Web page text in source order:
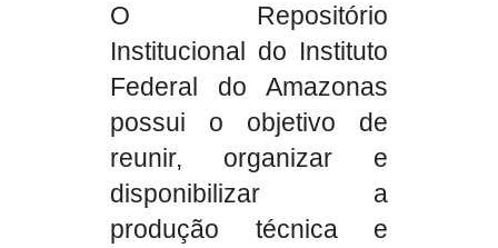
O Repositório
Institucional do Instituto
Federal do Amazonas
possui o objetivo de
reunir, organizar e
disponibilizar a
produção técnica e